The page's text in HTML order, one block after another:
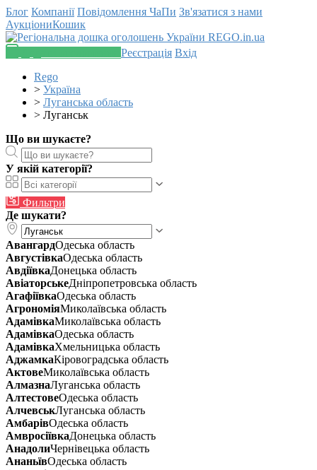
Блог Компанії Повідомлення ЧаПи Зв'язатися з нами
АукціониКошик
Реєстрація Вхід
Rego
> Україна
> Луганська область
> Луганськ
Що ви шукаєте?
У якій категорії?
Фильтри
Де шукати?
АвангардОдеська область
АвгустівкаОдеська область
АвдіївкаДонецька область
АвіаторськеДніпропетровська область
АгафіївкаОдеська область
АгрономіяМиколаївська область
АдамівкаМиколаївська область
АдамівкаОдеська область
АдамівкаХмельницька область
АджамкаКіровоградська область
АктовеМиколаївська область
АлмазнаЛуганська область
АлтестовеОдеська область
АлчевськЛуганська область
АмбарівОдеська область
АмвросіївкаДонецька область
АнадолиЧернівецька область
АнаньївОдеська область